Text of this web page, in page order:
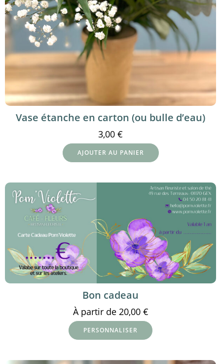
Vase étanche en carton (ou bulle d’eau)
3,00 €
AJOUTER AU PANIER
Bon cadeau
À partir de 20,00 €
PERSONNALISER